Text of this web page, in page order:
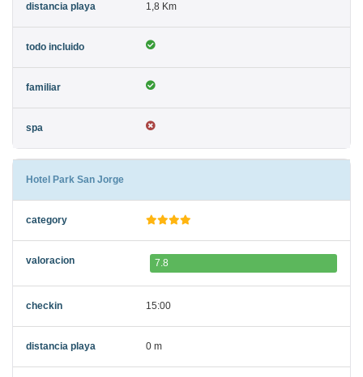
1,8 Km
Hotel Park San Jorge
7.8
15:00
0 m